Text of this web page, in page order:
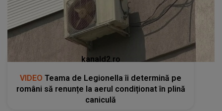
kanald2.ro
VIDEO Teama de Legionella îi determină pe
români să renunțe la aerul condiționat în plină
caniculă